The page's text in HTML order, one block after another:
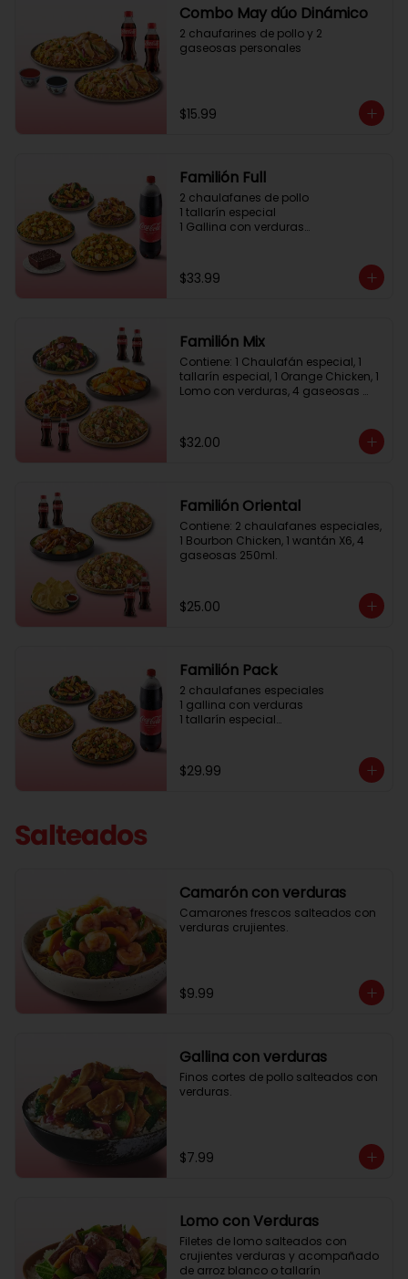
Combo May dúo Dinámico
2 chaufarines de pollo y 2
gaseosas personales
$15.99
Familión Full
2 chaulafanes de pollo
1 tallarín especial
1 Gallina con verduras
1 gaseosa familiar GRATIS
$33.99
Familión Mix
Contiene: 1 Chaulafán especial, 1
tallarín especial, 1 Orange Chicken, 1
Lomo con verduras, 4 gaseosas
$32.00
Familión Oriental
Contiene: 2 chaulafanes especiales,
1 Bourbon Chicken, 1 wantán X6, 4
gaseosas 250ml.
$25.00
Familión Pack
2 chaulafanes especiales
1 gallina con verduras
1 tallarín especial
$29.99
Salteados
Camarón con verduras
Camarones frescos salteados con
verduras crujientes.
$9.99
Gallina con verduras
Finos cortes de pollo salteados con
verduras.
$7.99
Lomo con Verduras
Filetes de lomo salteados con
crujientes verduras y acompañado
de arroz blanco o tallarín